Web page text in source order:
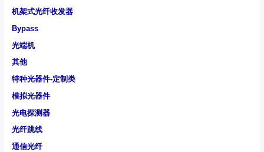
机架式光纤收发器
Bypass
光端机
其他
特种光器件-定制类
模拟光器件
光电探测器
光纤跳线
通信光纤